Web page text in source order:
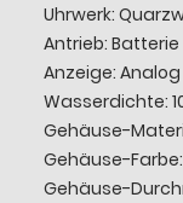
Uhrwerk:
Antrieb: Batterie
Anzeige: Analog
Wasserdichte:
Gehäuse-
Gehäuse-
Gehäuse-